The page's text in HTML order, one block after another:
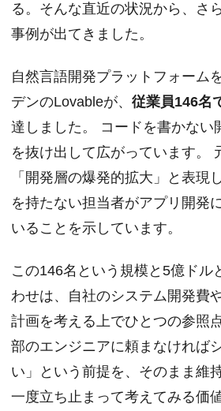
る。そんな直近の状況から、さ
事例が出てきました。
自然言語開発プラットフォーム
デンのLovableが、 従業員146名
達しました。 コードを書かない
を抜け出して広がっています。
「開発層の爆発的拡大」と表現
を持たない担当者がアプリ開発
いることを示しています。
この146名という規模と5億ドル
わせは、自社のシステム開発費
計画を考える上でひとつの参照
部のエンジニアに頼まなければ
い」という前提を、そのまま維
一度立ち止まって考えてみる価